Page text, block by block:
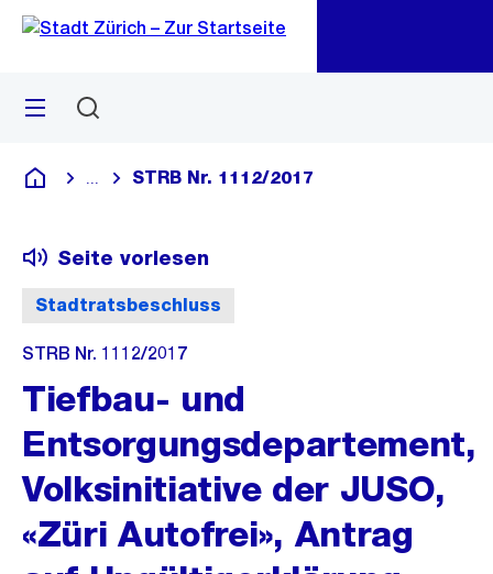
Navigation
Sprunglink
Menü
Deutsch
Blende alle Breadcrumbs ein
STRB Nr. 1112/2017
Stadtratsbeschluss
Seite vorlesen
STRB Nr. 1112/2017
Tiefbau- und
Entsorgungsdepartement,
Volksinitiative der JUSO,
«Züri Autofrei», Antrag